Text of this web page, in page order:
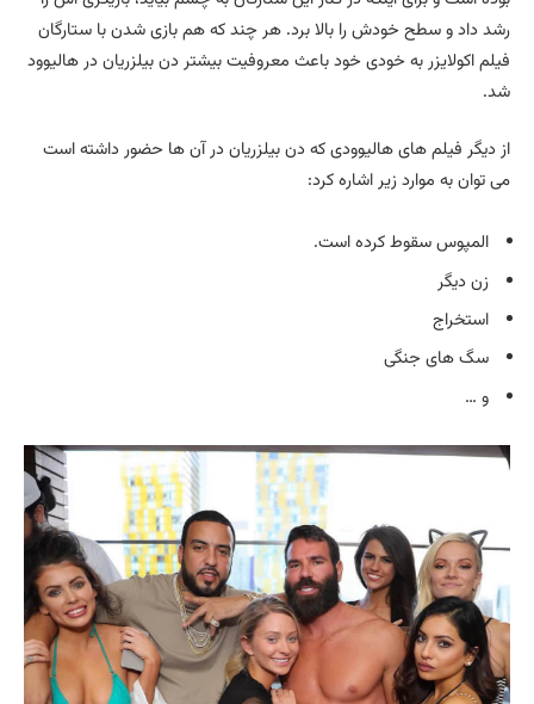
رشد داد و سطح خودش را بالا برد. هر چند که هم بازی شدن با ستارگان
فیلم اکولایزر به خودی خود باعث معروفیت بیشتر دن بیلزریان در هالیوود
شد.
از دیگر فیلم های هالیوودی که دن بیلزریان در آن ها حضور داشته است
می توان به موارد زیر اشاره کرد:
المپوس سقوط کرده است.
زن دیگر
استخراج
سگ های جنگی
و …